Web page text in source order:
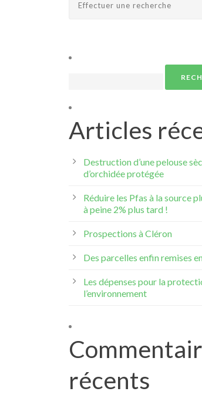
Articles
Destruction d’une pelouse
d’orchidée protégée
Réduire les Pfas à la source
à peine 2% plus tard !
Prospections à Cléron
Des parcelles enfin remises
Les dépenses pour la
l’environnement
récents